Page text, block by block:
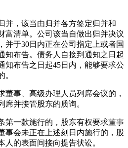
，该当由归并各方签定归并和
富清单。公司该当自做出归并决议
并于30日内正在公司指定上或者国
知布告。债务人自接到通知之日起
知布告之日起45日内，能够要求公
。
事、高级办理人员列席会议的，
席并接管股东的质询。
一款施行的，股东有权要求董事
事会未正在上述刻日内施行的，股
人的表面间接向提告状讼。